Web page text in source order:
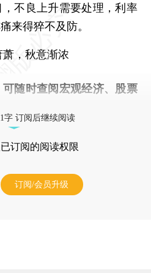
不良上升需要处理，利率
来得猝不及防。
，秋意渐浓
可随时查阅宏观经济、股票
字 订阅后继续阅读
订阅的阅读权限
订阅/会员升级